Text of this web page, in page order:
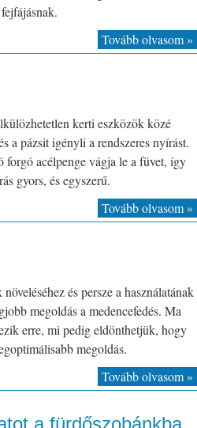
Tovább olvasom »
kerti eszközök közé
a pázsit igényli a rendszeres nyírást.
acélpenge vágja le a füvet, így
gyors, és egyszerű.
Tovább olvasom »
és persze a használatának
megoldás a medencefedés. Ma
erre, mi pedig eldönthetjük, hogy
megoldás.
Tovább olvasom »
a fürdőszobánkba